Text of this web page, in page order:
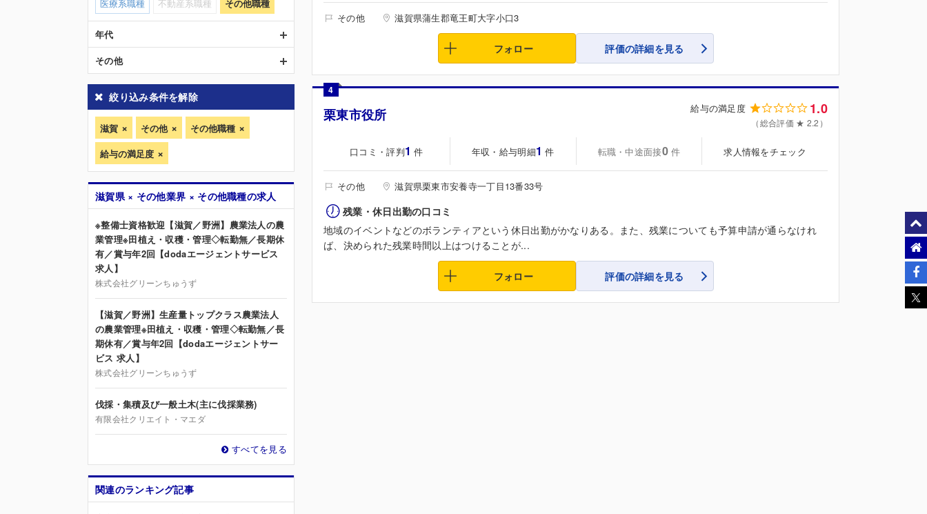
その他 滋賀県蒲生郡竜王町大字小口3
フォロー 評価の詳細を見る
4
栗東市役所 給与の満足度 1.0
（総合評価 ★ 2.2）
口コミ・評判1 件 年収・給与明細1 件 転職・中途面接0 件 求人情報をチェック
その他 滋賀県栗東市安養寺一丁目13番33号
残業・休日出勤の口コミ
地域のイベントなどのボランティアという休日出勤がかなりある。また、残業についても予算申請が通らなけれ
ば、決められた残業時間以上はつけることが...
フォロー 評価の詳細を見る
医療系職種
不動産系職種 その他職種
年代
その他
絞り込み条件を解除
滋賀 その他
その他職種
給与の満足度
滋賀県 × その他業界 × その他職種の求人
※整備士資格歓迎【滋賀／野洲】農業法人の農
業管理※田植え・収穫・管理◇転勤無／長期休
有／賞与年2回【dodaエージェントサービス
求人】
株式会社グリーンちゅうず
【滋賀／野洲】生産量トップクラス農業法人
の農業管理※田植え・収穫・管理◇転勤無／長
期休有／賞与年2回【dodaエージェントサー
ビス 求人】
株式会社グリーンちゅうず
伐採・集積及び一般土木(主に伐採業務)
有限会社クリエイト・マエダ
すべてを見る
関連のランキング記事